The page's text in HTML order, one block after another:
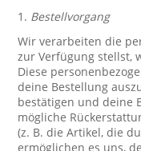
1. Bestellvorgang
Wir verarbeiten die
zur Verfügung stellst,
Diese
deine Bestellung
bestätigen und deine
mögliche
(z. B. die Artikel, die
ermöglichen es uns,